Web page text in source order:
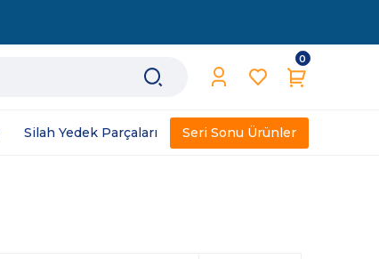
0
Silah Yedek Parçaları Seri Sonu Ürünler